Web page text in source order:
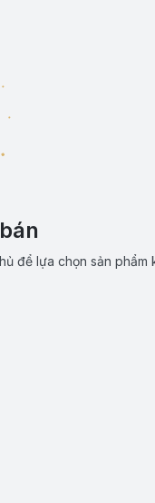
để lựa chọn sản phẩm